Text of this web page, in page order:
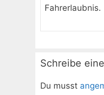
Fahrerlaubnis.
Schreibe
Du musst